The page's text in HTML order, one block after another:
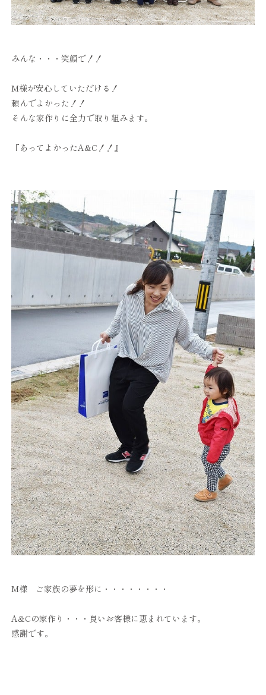
みんな・・・笑顔で！！
M様が安心していただける！
頼んでよかった！！
そんな家作りに全力で取り組みます。
『あってよかったA&C！！』
M様 ご家族の夢を形に・・・・・・・・
A&Cの家作り・・・良いお客様に恵まれています。
感謝です。